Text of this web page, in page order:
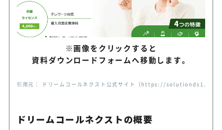
※画像をクリックすると
資料ダウンロードフォームへ移動します。
引用元： ドリームコールネクスト公式サイト（https://
ドリームコールネクストの概要